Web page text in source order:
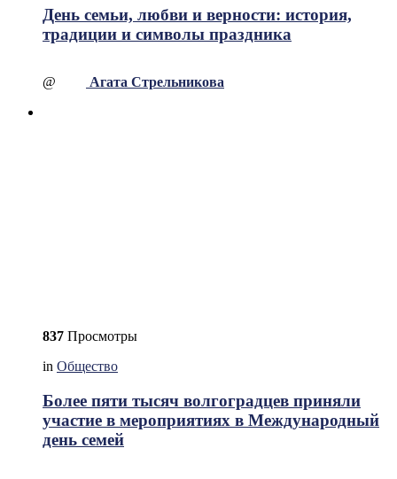
День семьи, любви и верности: история,
традиции и символы праздника
@ Агата Стрельникова
837 Просмотры
in Общество
Более пяти тысяч волгоградцев приняли
участие в мероприятиях в Международный
день семей